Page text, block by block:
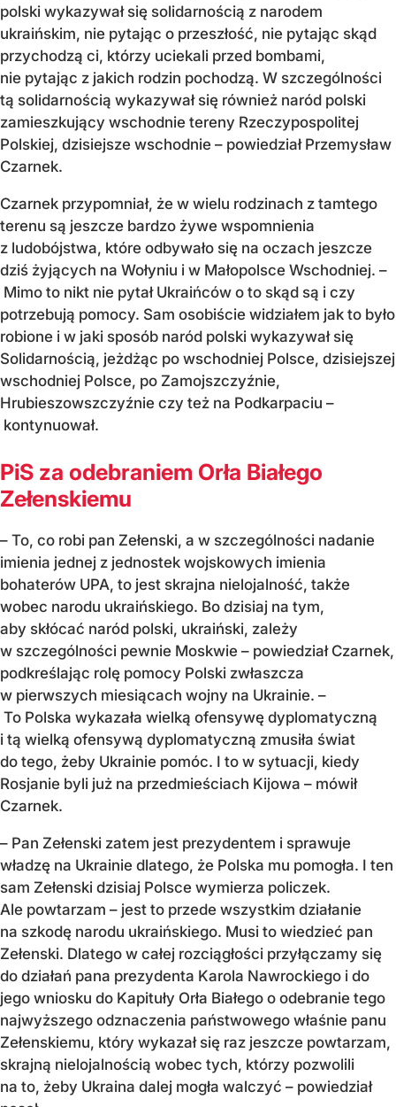
polski wykazywał się solidarnością z narodem
ukraińskim, nie pytając o przeszłość, nie pytając skąd
przychodzą ci, którzy uciekali przed bombami,
nie pytając z jakich rodzin pochodzą. W szczególności
tą solidarnością wykazywał się również naród polski
zamieszkujący wschodnie tereny Rzeczypospolitej
Polskiej, dzisiejsze wschodnie – powiedział Przemysław
Czarnek.
Czarnek przypomniał, że w wielu rodzinach z tamtego
terenu są jeszcze bardzo żywe wspomnienia
z ludobójstwa, które odbywało się na oczach jeszcze
dziś żyjących na Wołyniu i w Małopolsce Wschodniej. –
Mimo to nikt nie pytał Ukraińców o to skąd są i czy
potrzebują pomocy. Sam osobiście widziałem jak to było
robione i w jaki sposób naród polski wykazywał się
Solidarnością, jeżdżąc po wschodniej Polsce, dzisiejszej
wschodniej Polsce, po Zamojszczyźnie,
Hrubieszowszczyźnie czy też na Podkarpaciu –
kontynuował.
PiS za odebraniem Orła Białego
Zełenskiemu
– To, co robi pan Zełenski, a w szczególności nadanie
imienia jednej z jednostek wojskowych imienia
bohaterów UPA, to jest skrajna nielojalność, także
wobec narodu ukraińskiego. Bo dzisiaj na tym,
aby skłócać naród polski, ukraiński, zależy
w szczególności pewnie Moskwie – powiedział Czarnek,
podkreślając rolę pomocy Polski zwłaszcza
w pierwszych miesiącach wojny na Ukrainie. –
To Polska wykazała wielką ofensywę dyplomatyczną
i tą wielką ofensywą dyplomatyczną zmusiła świat
do tego, żeby Ukrainie pomóc. I to w sytuacji, kiedy
Rosjanie byli już na przedmieściach Kijowa – mówił
Czarnek.
– Pan Zełenski zatem jest prezydentem i sprawuje
władzę na Ukrainie dlatego, że Polska mu pomogła. I ten
sam Zełenski dzisiaj Polsce wymierza policzek.
Ale powtarzam – jest to przede wszystkim działanie
na szkodę narodu ukraińskiego. Musi to wiedzieć pan
Zełenski. Dlatego w całej rozciągłości przyłączamy się
do działań pana prezydenta Karola Nawrockiego i do
jego wniosku do Kapituły Orła Białego o odebranie tego
najwyższego odznaczenia państwowego właśnie panu
Zełenskiemu, który wykazał się raz jeszcze powtarzam,
skrajną nielojalnością wobec tych, którzy pozwolili
na to, żeby Ukraina dalej mogła walczyć – powiedział